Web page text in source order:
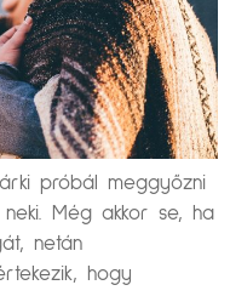
próbál meggyőzni
Még akkor se, ha
netán
hogy